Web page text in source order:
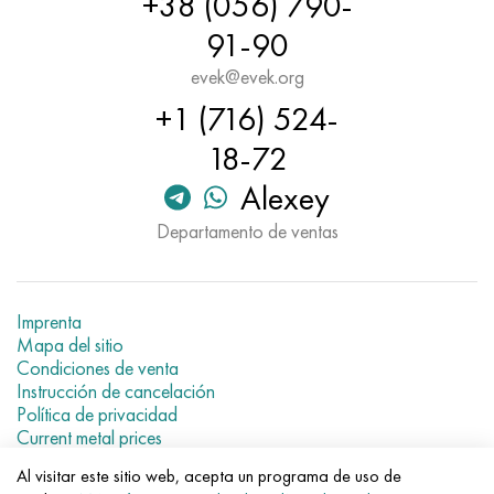
91-90
evek@evek.org
+1 (716) 524-
18-72
Alexey
Departamento de ventas
Imprenta
Mapa del sitio
Condiciones de venta
Instrucción de cancelación
Política de privacidad
Current metal prices
© 2007–2026 «Evek GmbH»
Al visitar este sitio web, acepta un programa de uso de